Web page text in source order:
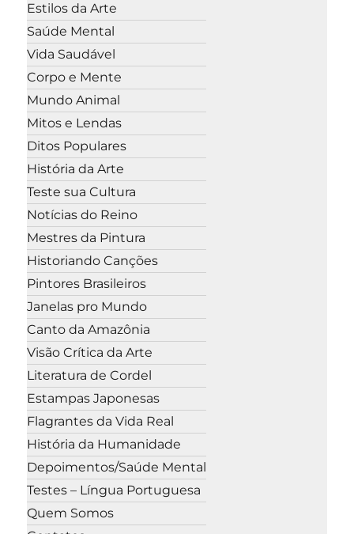
Estilos da Arte
Saúde Mental
Vida Saudável
Corpo e Mente
Mundo Animal
Mitos e Lendas
Ditos Populares
História da Arte
Teste sua Cultura
Notícias do Reino
Mestres da Pintura
Historiando Canções
Pintores Brasileiros
Janelas pro Mundo
Canto da Amazônia
Visão Crítica da Arte
Literatura de Cordel
Estampas Japonesas
Flagrantes da Vida Real
História da Humanidade
Depoimentos/Saúde Mental
Testes – Língua Portuguesa
Quem Somos